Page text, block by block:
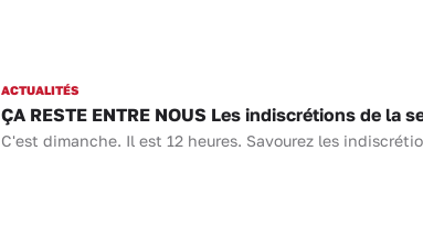
ACTUALITÉS
ÇA RESTE ENTRE NOUS Les indiscrétions de la
C'est dimanche. Il est 12 heures. Savourez les